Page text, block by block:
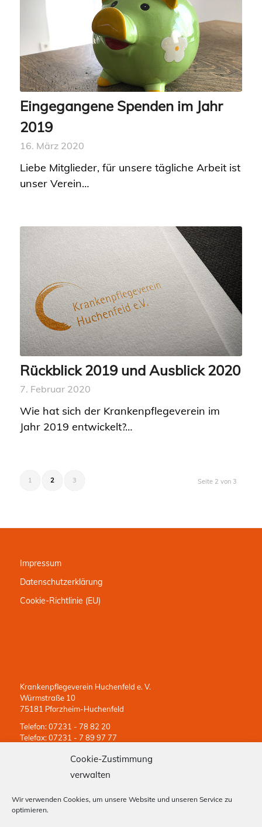
Cookie-Zustimmung
verwalten
Wir verwenden Cookies, um unsere Website und unseren Service zu
optimieren.
Eingegangene Spenden im Jahr
2019
16. März 2020
Liebe Mitglieder, für unsere tägliche Arbeit ist
unser Verein…
Rückblick 2019 und Ausblick 2020
7. Februar 2020
Wie hat sich der Krankenpflegeverein im
Jahr 2019 entwickelt?…
Seite 2 von 3
1 2 3
Impressum
Datenschutzerklärung
Cookie-Richtlinie (EU)
Krankenpflegeverein Huchenfeld e. V.
Würmstraße 10
75181 Pforzheim-Huchenfeld
Telefon: 07231 - 78 82 20
Telefax: 07231 - 7 89 97 77
kpv-huchenfeld@krankenpflegeverein.net